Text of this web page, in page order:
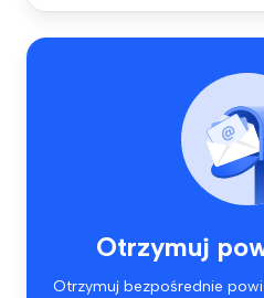
Otrzymuj
Otrzymuj bezpośrednie